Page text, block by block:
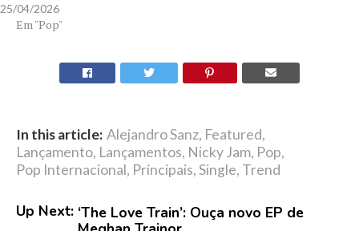
25/04/2026
Em "Pop"
In this article: Alejandro Sanz, Featured,
Lançamento, Lançamentos, Nicky Jam, Pop,
Pop Internacional, Principais,Single, Trend
Up Next: ‘The Love Train’: Ouça novo EP de